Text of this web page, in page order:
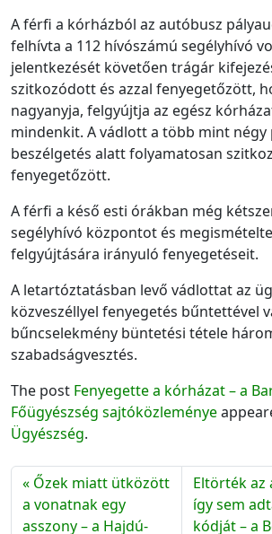
A férfi a kórházból az autóbusz
felhívta a 112 hívószámú segélyhívó
jelentkezését követően trágár
szitkozódott és azzal fenyegetőzött,
nagyanyja, felgyújtja az egész
mindenkit. A vádlott a több mint négy
beszélgetés alatt folyamatosan
fenyegetőzött.
A férfi a késő esti órákban még
segélyhívó központot és
felgyújtására irányuló fenyegetéseit.
A letartóztatásban levő vádlottat az
közveszéllyel fenyegetés bűntettével
bűncselekmény büntetési tétele
szabadságvesztés.
The post Fenyegette a kórházat – a
Főügyészség sajtóközleménye
Ügyészség.
Őzek miatt ütközött
a vonatnak egy
asszony – a Hajdú-
Eltörték az
így sem
kódját – a